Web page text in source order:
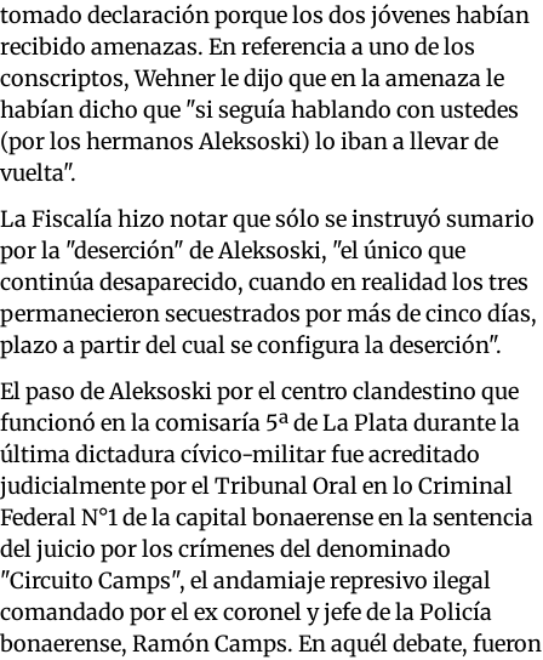
tomado declaración porque los dos jóvenes habían
recibido amenazas. En referencia a uno de los
conscriptos, Wehner le dijo que en la amenaza le
habían dicho que "si seguía hablando con ustedes
(por los hermanos Aleksoski) lo iban a llevar de
vuelta".
La Fiscalía hizo notar que sólo se instruyó sumario
por la "deserción" de Aleksoski, "el único que
continúa desaparecido, cuando en realidad los tres
permanecieron secuestrados por más de cinco días,
plazo a partir del cual se configura la deserción".
El paso de Aleksoski por el centro clandestino que
funcionó en la comisaría 5ª de La Plata durante la
última dictadura cívico-militar fue acreditado
judicialmente por el Tribunal Oral en lo Criminal
Federal N°1 de la capital bonaerense en la sentencia
del juicio por los crímenes del denominado
"Circuito Camps", el andamiaje represivo ilegal
comandado por el ex coronel y jefe de la Policía
bonaerense, Ramón Camps. En aquél debate, fueron